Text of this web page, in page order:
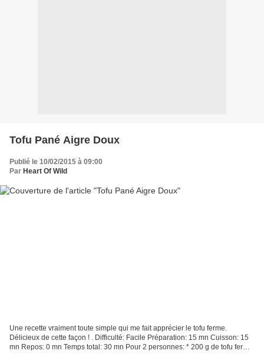
Tofu Pané Aigre Doux
Publié le 10/02/2015 à 09:00
Par Heart Of Wild
Une recette vraiment toute simple qui me fait apprécier le tofu ferme.
Délicieux de cette façon ! . Difficulté: Facile Préparation: 15 mn Cuisson: 15
mn Repos: 0 mn Temps total: 30 mn Pour 2 personnes: * 200 g de tofu ferme